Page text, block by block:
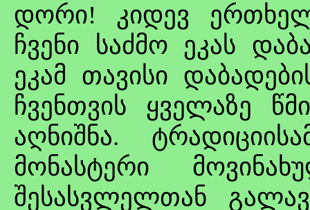
დორი! კიდევ ერთხელ
ჩვენი საძმო ეკას
ეკამ თავისი
ჩვენთვის ყველაზე
აღნიშნა.
მონასტერი
შესასვლელთან